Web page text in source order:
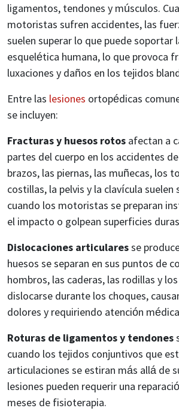
ligamentos, tendones y músculos.
motoristas sufren accidentes, las
suelen superar lo que puede soportar
esquelética humana, lo que provoca
luxaciones y daños en los tejidos
Entre las lesiones ortopédicas
se incluyen:
Fracturas y huesos rotos afectan a
partes del cuerpo en los accidentes
brazos, las piernas, las muñecas, los
costillas, la pelvis y la clavícula
cuando los motoristas se preparan
el impacto o golpean superficies
Dislocaciones articularesse
huesos se separan en sus puntos de
hombros, las caderas, las rodillas y
dislocarse durante los choques,
dolores y requiriendo atención
Roturas de ligamentos y tendones
cuando los tejidos conjuntivos que
articulaciones se estiran más allá de
lesiones pueden requerir una
meses de fisioterapia.